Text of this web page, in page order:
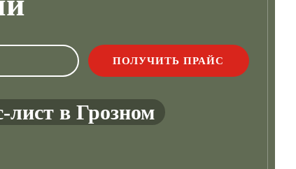
в Грозном